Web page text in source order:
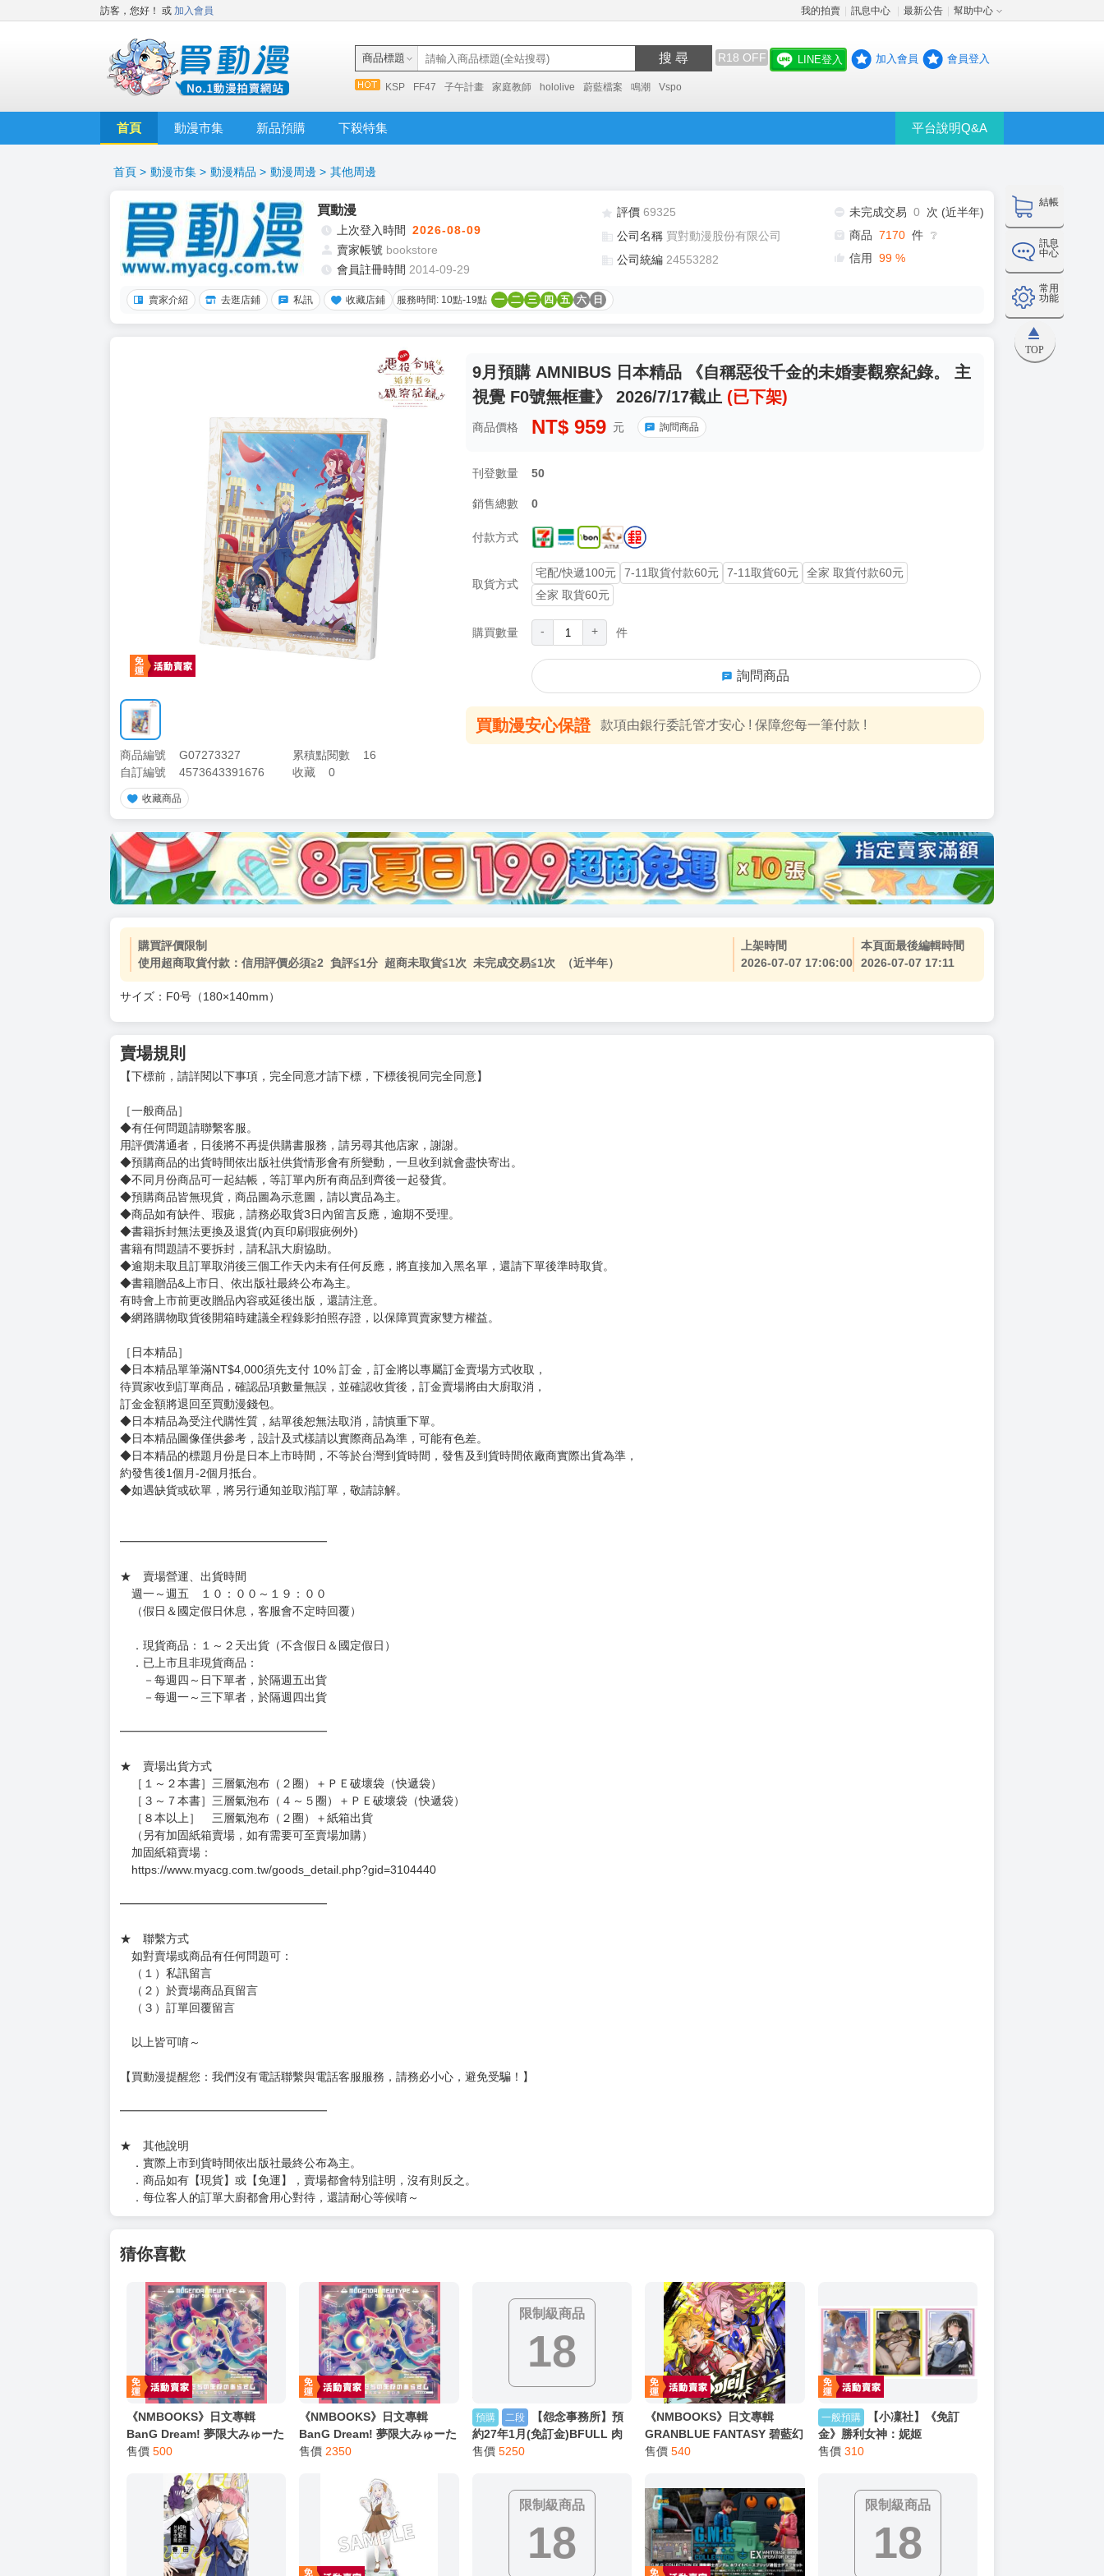
訪客，您好！ 或 加入會員 我的拍賣 訊息中心 最新公告 幫助中心
商品標題 搜 尋 R18 OFF
KSP FF47 子午計畫 家庭教師 hololive 蔚藍檔案 鳴潮 Vspo
LINE登入 加入會員 會員登入
首頁 動漫市集 新品預購 下殺特集 平台說明Q&A
結帳
訊息
中心
常用
功能
TOP
首頁 > 動漫市集 > 動漫精品 > 動漫周邊 > 其他周邊
買動漫
上次登入時間 2026-08-09
賣家帳號 bookstore
會員註冊時間 2014-09-29
評價 69325
公司名稱 買對動漫股份有限公司
公司統編 24553282
未完成交易 0
次 (近半年)
商品 7170 件 ❔
信用 99 %
賣家介紹 去逛店鋪 私訊 收藏店鋪 服務時間: 10點-19點 一 二 三 四 五 六 日
商品編號 G07273327 累積點閱數
16
自訂編號
4573643391676 收藏 0
收藏商品
9月預購 AMNIBUS 日本精品 《自稱惡役千金的未婚妻觀察紀錄。 主
視覺 F0號無框畫》 2026/7/17截止 (已下架)
商品價格 NT$ 959 元 詢問商品
刊登數量 50
銷售總數 0
付款方式
取貨方式
宅配/快遞100元 7-11取貨付款60元 7-11取貨60元
全家 取貨付款60元
全家 取貨60元
購買數量 - + 件
詢問商品
買動漫安心保證 款項由銀行委託管才安心 ! 保障您每一筆付款 !
購買評價限制
使用超商取貨付款：信用評價必須≧2 負評≦1分 超商未取貨≦1次 未完成交易≦1次 （近半年）
上架時間
2026-07-07 17:06:00
本頁面最後編輯時間
2026-07-07 17:11
サイズ：F0号（180×140mm）
賣場規則
【下標前，請詳閱以下事項，完全同意才請下標，下標後視同完全同意】
［一般商品］
◆有任何問題請聯繫客服。
用評價溝通者，日後將不再提供購書服務，請另尋其他店家，謝謝。
◆預購商品的出貨時間依出版社供貨情形會有所變動，一旦收到就會盡快寄出。
◆不同月份商品可一起結帳，等訂單內所有商品到齊後一起發貨。
◆預購商品皆無現貨，商品圖為示意圖，請以實品為主。
◆商品如有缺件、瑕疵，請務必取貨3日內留言反應，逾期不受理。
◆書籍拆封無法更換及退貨(內頁印刷瑕疵例外)
書籍有問題請不要拆封，請私訊大廚協助。
◆逾期未取且訂單取消後三個工作天內未有任何反應，將直接加入黑名單，還請下單後準時取貨。
◆書籍贈品&上市日、依出版社最終公布為主。
有時會上市前更改贈品內容或延後出版，還請注意。
◆網路購物取貨後開箱時建議全程錄影拍照存證，以保障買賣家雙方權益。
［日本精品］
◆日本精品單筆滿NT$4,000須先支付 10% 訂金，訂金將以專屬訂金賣場方式收取，
待買家收到訂單商品，確認品項數量無誤，並確認收貨後，訂金賣場將由大廚取消，
訂金金額將退回至買動漫錢包。
◆日本精品為受注代購性質，結單後恕無法取消，請慎重下單。
◆日本精品圖像僅供參考，設計及式樣請以實際商品為準，可能有色差。
◆日本精品的標題月份是日本上市時間，不等於台灣到貨時間，發售及到貨時間依廠商實際出貨為準，
約發售後1個月-2個月抵台。
◆如遇缺貨或砍單，將另行通知並取消訂單，敬請諒解。
━━━━━━━━━━━━━━━━━━
★ 賣場營運、出貨時間
週一～週五 １０：００～１９：００
（假日＆國定假日休息，客服會不定時回覆）
．現貨商品：１～２天出貨（不含假日＆國定假日）
．已上市且非現貨商品：
－每週四～日下單者，於隔週五出貨
－每週一～三下單者，於隔週四出貨
━━━━━━━━━━━━━━━━━━
★ 賣場出貨方式
［１～２本書］三層氣泡布（２圈）＋ＰＥ破壞袋（快遞袋）
［３～７本書］三層氣泡布（４～５圈）＋ＰＥ破壞袋（快遞袋）
［８本以上］ 三層氣泡布（２圈）＋紙箱出貨
（另有加固紙箱賣場，如有需要可至賣場加購）
加固紙箱賣場：
https://www.myacg.com.tw/goods_detail.php?gid=3104440
━━━━━━━━━━━━━━━━━━
★ 聯繫方式
如對賣場或商品有任何問題可：
（１）私訊留言
（２）於賣場商品頁留言
（３）訂單回覆留言
以上皆可唷～
【買動漫提醒您：我們沒有電話聯繫與電話客服服務，請務必小心，避免受騙！】
━━━━━━━━━━━━━━━━━━
★ 其他說明
．實際上市到貨時間依出版社最終公布為主。
．商品如有【現貨】或【免運】，賣場都會特別註明，沒有則反之。
．每位客人的訂單大廚都會用心對待，還請耐心等候唷～
猜你喜歡
《NMBOOKS》日文專輯
BanG Dream! 夢限大みゅーた
いぷ 5th單曲「これはぼくたち
售價 500
《NMBOOKS》日文專輯
BanG Dream! 夢限大みゅーた
いぷ 5th單曲「これはぼくたち
售價 2350
限制級商品
18
預購 二段
【怨念事務所】預
約27年1月(免訂金)BFULL 肉
感少女 前面座位的調皮女孩 桐
售價 5250
《NMBOOKS》日文專輯
GRANBLUE FANTASY 碧藍幻
想 第40彈 角色歌CD「Soleil
ドル (羽多野渉) 附序號
售價 540
一般預購
【小凜社】《免訂
金》勝利女神：妮姬
Vol.5241~5243 桃樂絲：機緣
售價 310
限制級商品
18
限制級商品
18